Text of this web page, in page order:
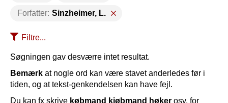
Forfatter: Sinzheimer, L.
Filtre...
Søgningen gav desværre intet resultat.
Bemærk at nogle ord kan være stavet anderledes før i
tiden, og at tekst-genkendelsen kan have fejl.
Du kan fx skrive købmand kjøbmand høker osv. for